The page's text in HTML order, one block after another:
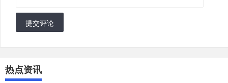
提交评论
热点资讯